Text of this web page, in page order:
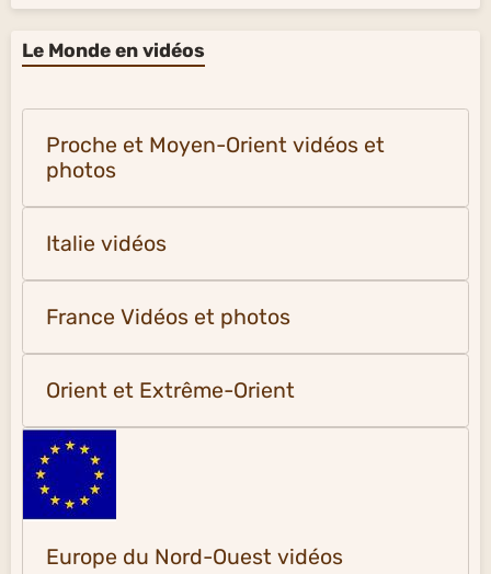
Le Monde en vidéos
Proche et Moyen-Orient vidéos et
photos
Italie vidéos
France Vidéos et photos
Orient et Extrême-Orient
Europe du Nord-Ouest vidéos